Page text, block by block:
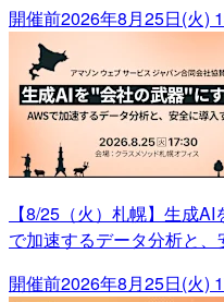
開催前2026年8月25日(火)
【8/25（火）札幌】生成
で加速するデータ分析と
開催前2026年8月25日(火)